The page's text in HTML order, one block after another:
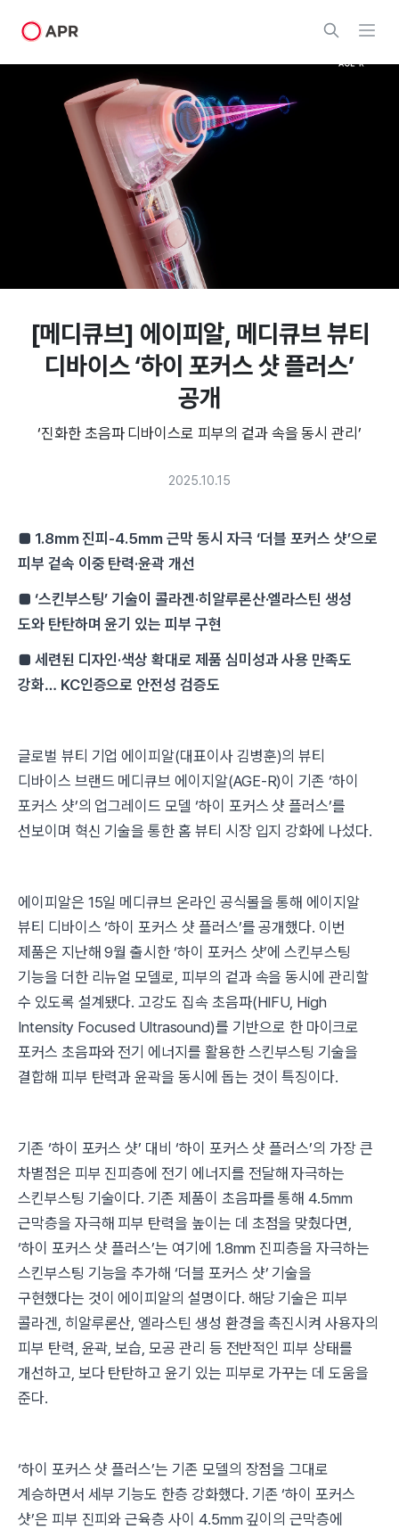
[메디큐브] 에이피알, 메디큐브 뷰티
디바이스 ‘하이 포커스 샷 플러스’
공개
‘진화한 초음파 디바이스로 피부의 겉과 속을 동시 관리’
2025.10.15
■ 1.8mm 진피-4.5mm 근막 동시 자극 ‘더블 포커스 샷’으로
피부 겉속 이중 탄력·윤곽 개선
■ ‘스킨부스팅’ 기술이 콜라겐·히알루론산·엘라스틴 생성
도와 탄탄하며 윤기 있는 피부 구현
■ 세련된 디자인·색상 확대로 제품 심미성과 사용 만족도
강화… KC인증으로 안전성 검증도
글로벌 뷰티 기업 에이피알(대표이사 김병훈)의 뷰티
디바이스 브랜드 메디큐브 에이지알(AGE-R)이 기존 ‘하이
포커스 샷’의 업그레이드 모델 ‘하이 포커스 샷 플러스’를
선보이며 혁신 기술을 통한 홈 뷰티 시장 입지 강화에 나섰다.
에이피알은 15일 메디큐브 온라인 공식몰을 통해 에이지알
뷰티 디바이스 ‘하이 포커스 샷 플러스’를 공개했다. 이번
제품은 지난해 9월 출시한 ‘하이 포커스 샷’에 스킨부스팅
기능을 더한 리뉴얼 모델로, 피부의 겉과 속을 동시에 관리할
수 있도록 설계됐다. 고강도 집속 초음파(HIFU, High
Intensity Focused Ultrasound)를 기반으로 한 마이크로
포커스 초음파와 전기 에너지를 활용한 스킨부스팅 기술을
결합해 피부 탄력과 윤곽을 동시에 돕는 것이 특징이다.
기존 ‘하이 포커스 샷’ 대비 ‘하이 포커스 샷 플러스’의 가장 큰
차별점은 피부 진피층에 전기 에너지를 전달해 자극하는
스킨부스팅 기술이다. 기존 제품이 초음파를 통해 4.5mm
근막층을 자극해 피부 탄력을 높이는 데 초점을 맞췄다면,
‘하이 포커스 샷 플러스’는 여기에 1.8mm 진피층을 자극하는
스킨부스팅 기능을 추가해 ‘더블 포커스 샷’ 기술을
구현했다는 것이 에이피알의 설명이다. 해당 기술은 피부
콜라겐, 히알루론산, 엘라스틴 생성 환경을 촉진시켜 사용자의
피부 탄력, 윤곽, 보습, 모공 관리 등 전반적인 피부 상태를
개선하고, 보다 탄탄하고 윤기 있는 피부로 가꾸는 데 도움을
준다.
‘하이 포커스 샷 플러스’는 기존 모델의 장점을 그대로
계승하면서 세부 기능도 한층 강화했다. 기존 ‘하이 포커스
샷’은 피부 진피와 근육층 사이 4.5mm 깊이의 근막층에